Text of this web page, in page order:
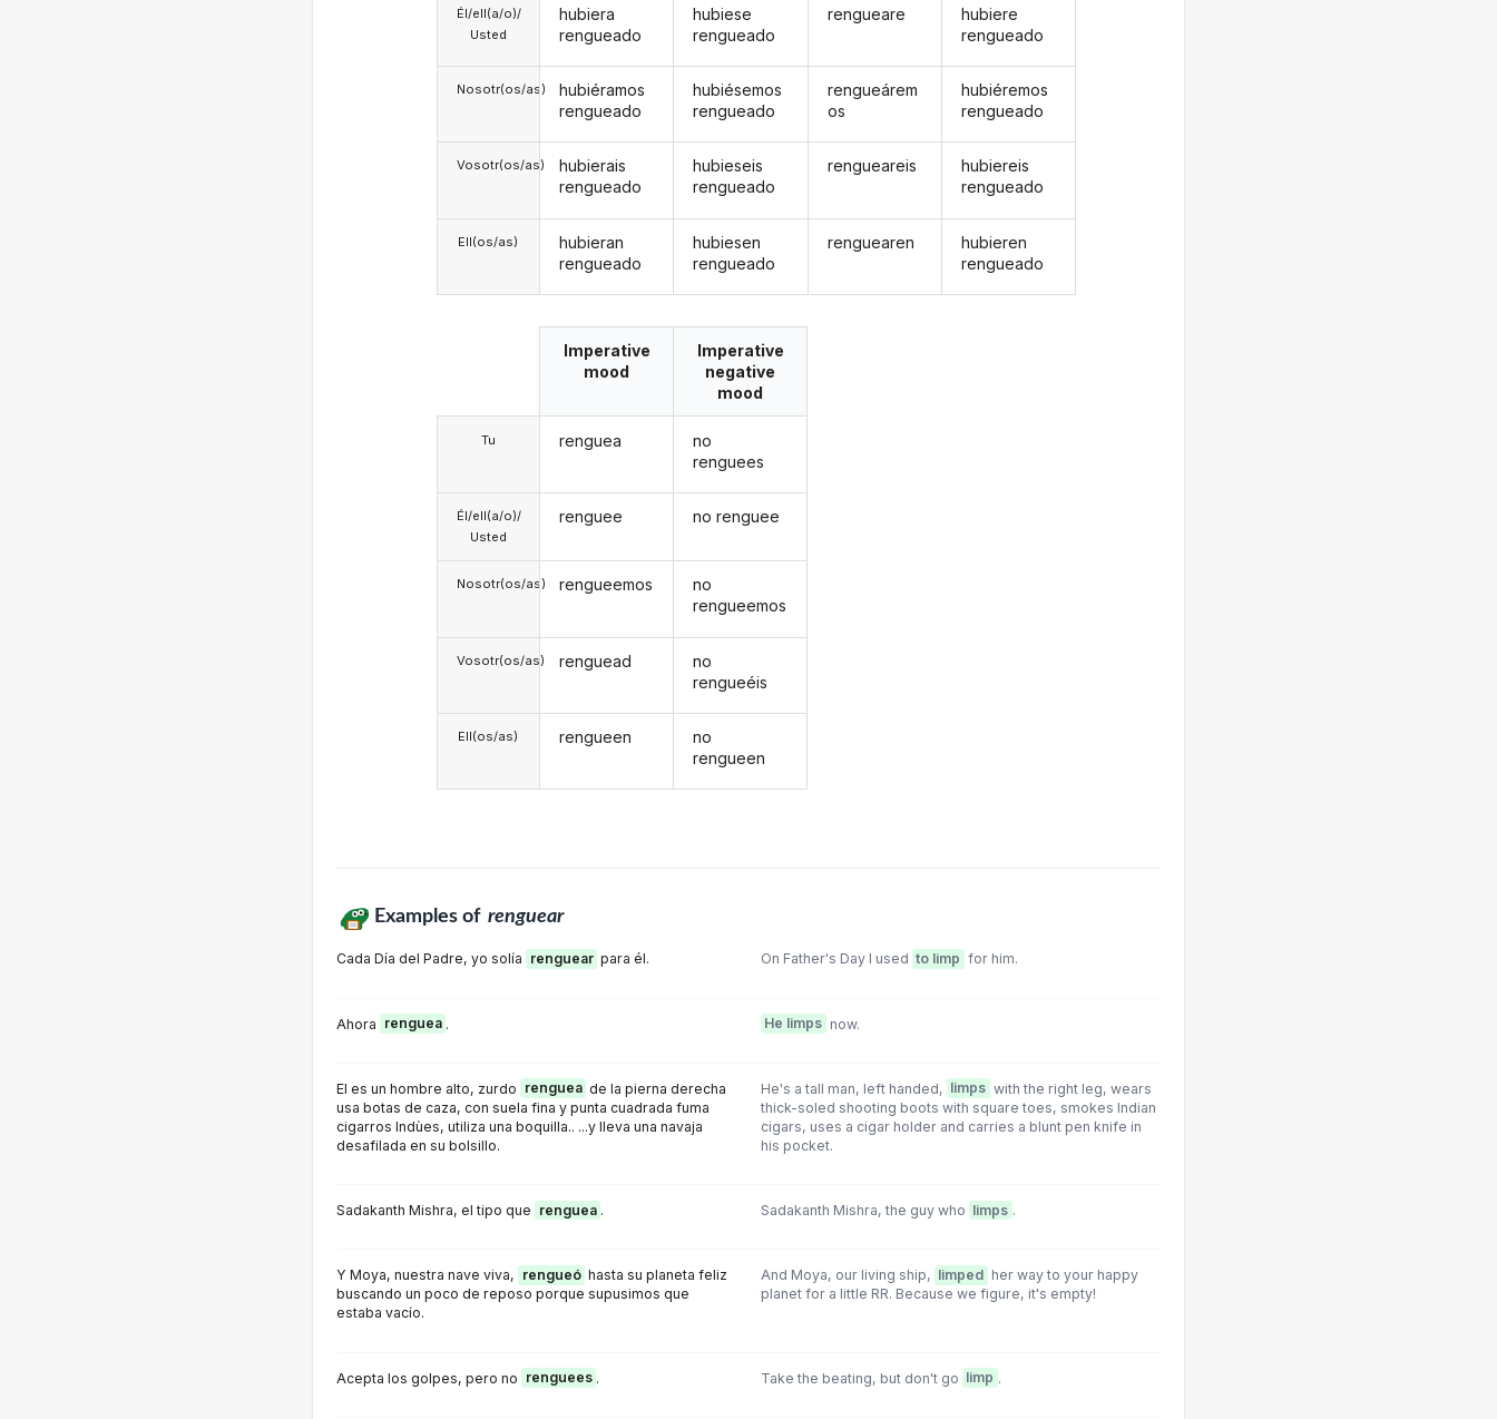
Él/ell(a/o)/
Usted
Nosotr(os/as)
Vosotr(os/as)
Ell(os/as)
hubiera
rengueado
hubiéramos
rengueado
hubierais
rengueado
hubieran
rengueado
hubiese
rengueado
hubiésemos
rengueado
hubieseis
rengueado
hubiesen
rengueado
rengueare
rengueárem
os
rengueareis
renguearen
hubiere
rengueado
hubiéremos
rengueado
hubiereis
rengueado
hubieren
rengueado
Tu
Él/ell(a/o)/
Usted
Nosotr(os/as)
Vosotr(os/as)
Ell(os/as)
Imperative
mood
renguea
renguee
rengueemos
renguead
rengueen
Imperative
negative
mood
no
renguees
no renguee
no
rengueemos
no
rengueéis
no
rengueen
Examples of renguear
Cada Día del Padre, yo solía renguear para él. On Father's Day I used to limp for him.
Ahora renguea . He limps now.
El es un hombre alto, zurdo renguea de la pierna derecha
usa botas de caza, con suela fina y punta cuadrada fuma
cigarros Indùes, utiliza una boquilla.. ...y lleva una navaja
desafilada en su bolsillo.
He's a tall man, left handed, limps with the right leg, wears
thick-soled shooting boots with square toes, smokes Indian
cigars, uses a cigar holder and carries a blunt pen knife in
his pocket.
Sadakanth Mishra, el tipo que renguea . Sadakanth Mishra, the guy who limps .
Y Moya, nuestra nave viva, rengueó hasta su planeta feliz
buscando un poco de reposo porque supusimos que
estaba vacío.
And Moya, our living ship, limped her way to your happy
planet for a little RR. Because we figure, it's empty!
Acepta los golpes, pero no renguees . Take the beating, but don't go limp .